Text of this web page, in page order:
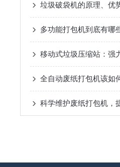
全自动废纸打包机该如